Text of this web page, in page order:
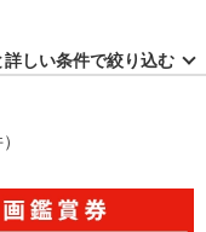
詳しい条件で絞り込む